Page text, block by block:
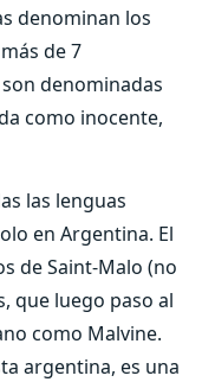
denominan los
de 7
denominadas
como inocente,
las lenguas
en Argentina. El
de Saint-Malo (no
que luego paso al
como Malvine.
argentina, es una